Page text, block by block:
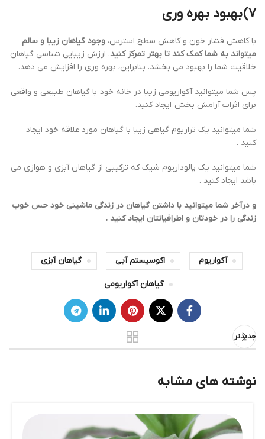
7) بهبود بهره وری
با کاهش فشار خون و کاهش سطح استرس، وجود گیاهان زیبا و سالم
میتواند به شما کمک کند تا بهتر تمرکز کنید. ارزش زیبایی شناسی گیاهان
خلاقیت شما را بهبود می بخشد. بنابراین، بهره وری را افزایش می دهد.
پس شما میتوانید آکواریومی زیبا در خانه خود با گیاهان طبیعی و واقعی
برای اثرات آرامش بخش ایجاد کنید.
شما میتوانید یک تراریوم گیاهی زیبا با گیاهان مورد علاقه خود ایجاد
کنید .
شما میتوانید یک پالوداریوم شیک که ترکیبی از گیاهان آبزی و هوازی می
باشد ایجاد کنید .
و درآخر شما میتوانید با داشتن گیاهان در زندگی ماشینی خود حس خوب
زندگی را در خودتان و اطرافیانتان ایجاد کنید .
آکواریوم اکوسیستم آبی گیاهان آبزی
گیاهان آکواریومی
جدیدتر
نوشته های مشابه